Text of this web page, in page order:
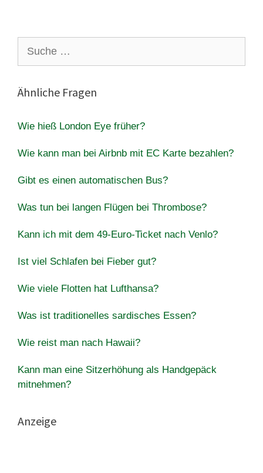
nach:
Ähnliche Fragen
Wie hieß London Eye früher?
Wie kann man bei Airbnb mit EC Karte bezahlen?
Gibt es einen automatischen Bus?
Was tun bei langen Flügen bei Thrombose?
Kann ich mit dem 49-Euro-Ticket nach Venlo?
Ist viel Schlafen bei Fieber gut?
Wie viele Flotten hat Lufthansa?
Was ist traditionelles sardisches Essen?
Wie reist man nach Hawaii?
Kann man eine Sitzerhöhung als Handgepäck
mitnehmen?
Anzeige